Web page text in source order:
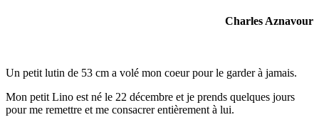
Charles Aznavour
Un petit lutin de 53 cm a volé mon coeur pour le garder à jamais.
Mon petit Lino est né le 22 décembre et je prends quelques jours
pour me remettre et me consacrer entièrement à lui.